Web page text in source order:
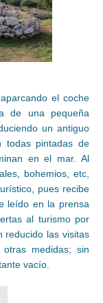
, aparcando el coche
de una pequeña
un antiguo
todas pintadas de
en el mar. Al
bohemios, etc,
pues recibe
leído en la prensa
al turismo por
reducido las visitas
medidas; sin
vacío.